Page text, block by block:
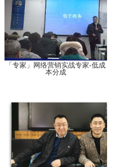
「专家」网络营销实战专家-低成
本分成